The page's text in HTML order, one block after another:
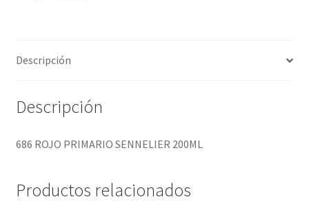
Descripción
Descripción
686 ROJO PRIMARIO SENNELIER 200ML
Productos relacionados